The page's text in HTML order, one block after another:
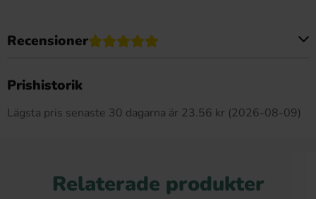
Recensioner
Prishistorik
Lägsta pris senaste 30 dagarna är 23.56 kr (2026-08-09)
Relaterade produkter